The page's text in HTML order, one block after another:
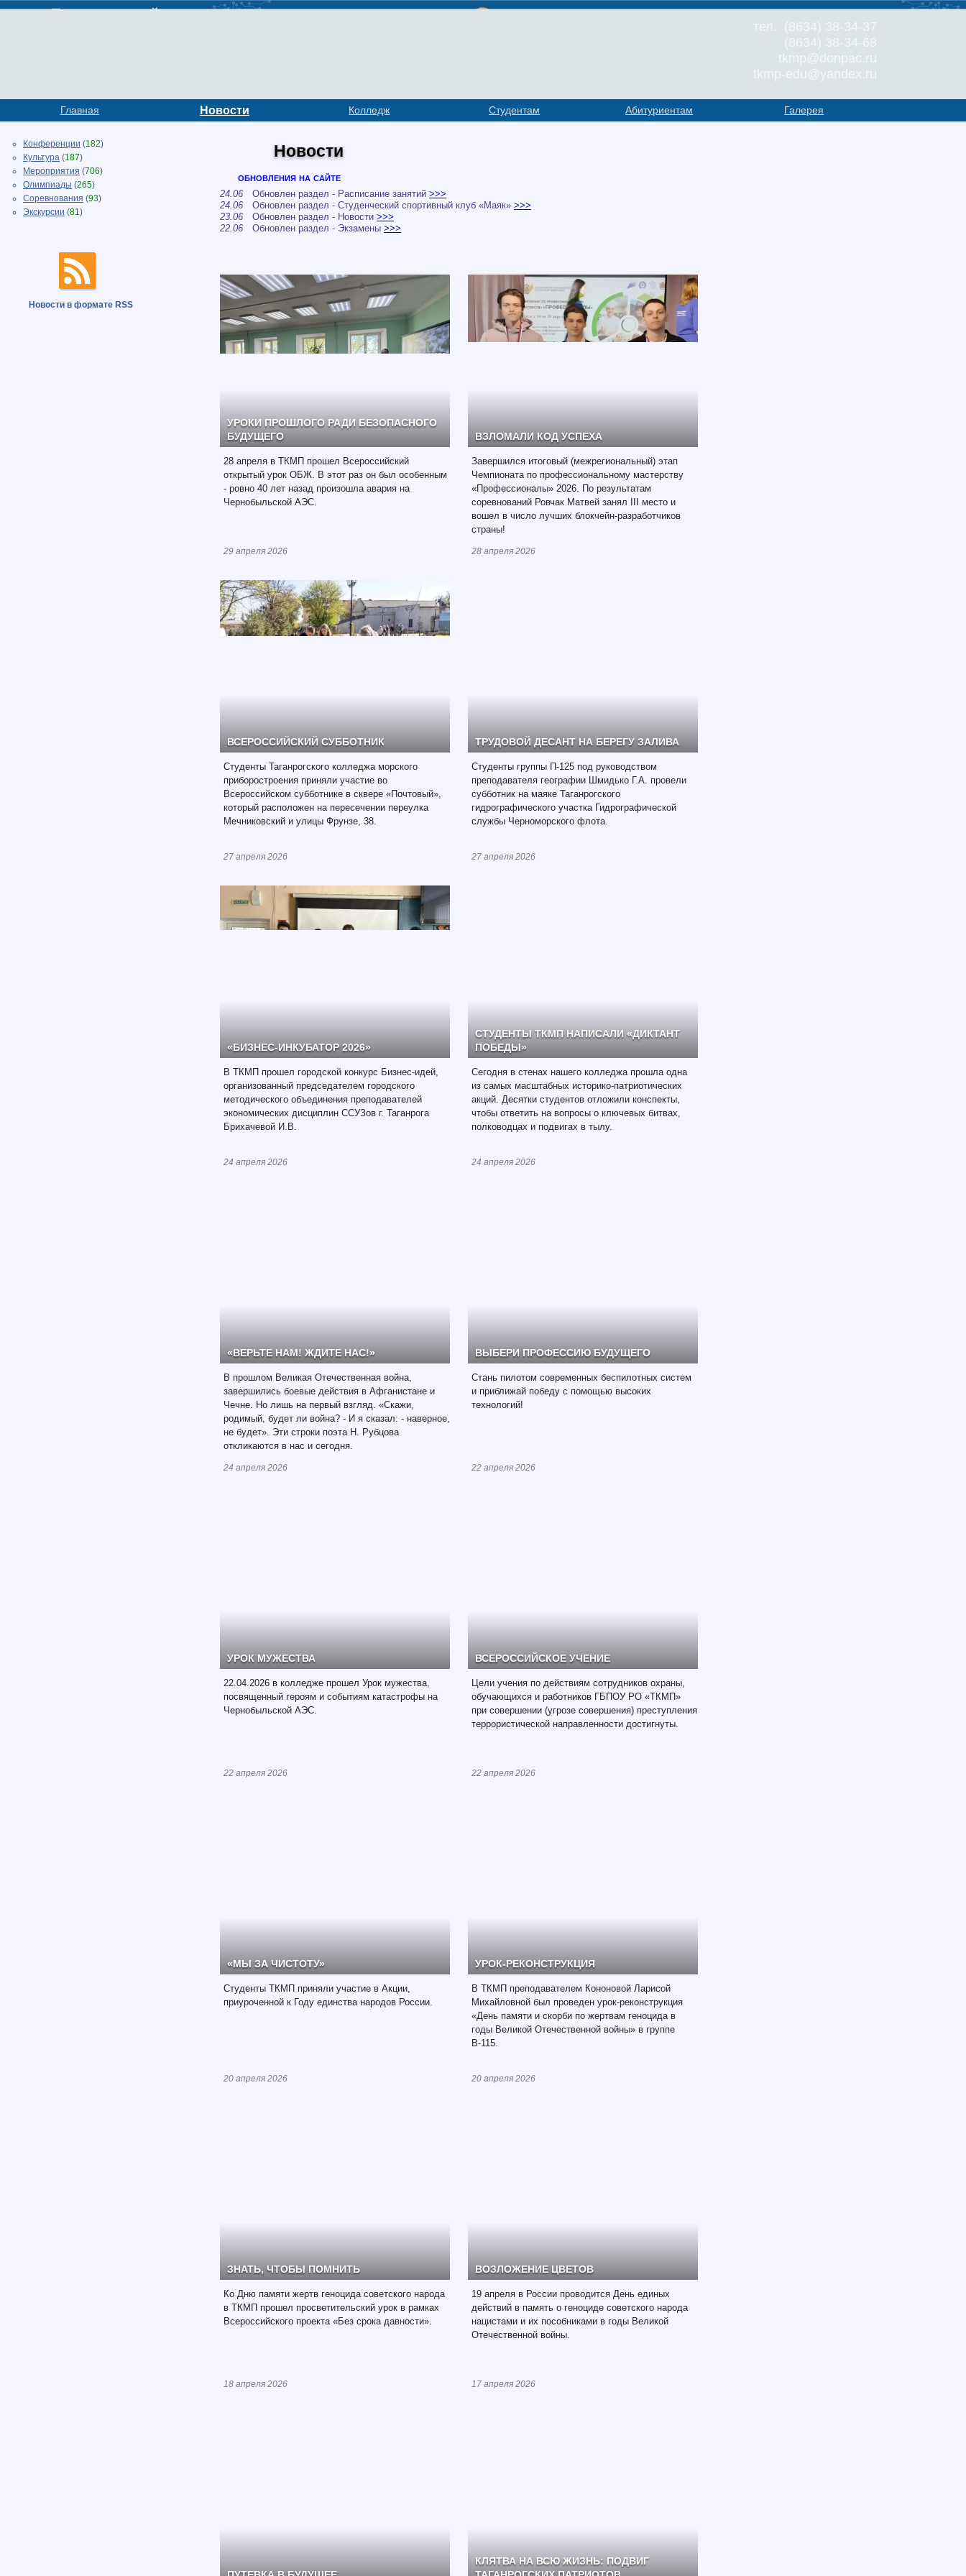
тел. (8634) 38-34-37
(8634) 38-34-68
tkmp@donpac.ru
tkmp-edu@yandex.ru
Главная Новости Колледж Студентам Абитуриентам Галерея
Конференции (182)
Культура (187)
Мероприятия (706)
Олимпиады (265)
Соревнования (93)
Экскурсии (81)
Новости в формате RSS
Новости
обновления на сайте
24.06 Обновлен раздел - Расписание занятий >>>
24.06 Обновлен раздел - Студенческий спортивный клуб «Маяк» >>>
23.06 Обновлен раздел - Новости >>>
22.06 Обновлен раздел - Экзамены >>>
УРОКИ ПРОШЛОГО РАДИ БЕЗОПАСНОГО
БУДУЩЕГО
28 апреля в ТКМП прошел Всероссийский
открытый урок ОБЖ. В этот раз он был особенным
- ровно 40 лет назад произошла авария на
Чернобыльской АЭС.
29 апреля 2026
ВЗЛОМАЛИ КОД УСПЕХА
Завершился итоговый (межрегиональный) этап
Чемпионата по профессиональному мастерству
«Профессионалы» 2026. По результатам
соревнований Ровчак Матвей занял III место и
вошел в число лучших блокчейн-разработчиков
страны!
28 апреля 2026
ВСЕРОССИЙСКИЙ СУББОТНИК
Студенты Таганрогского колледжа морского
приборостроения приняли участие во
Всероссийском субботнике в сквере «Почтовый»,
который расположен на пересечении переулка
Мечниковский и улицы Фрунзе, 38.
27 апреля 2026
ТРУДОВОЙ ДЕСАНТ НА БЕРЕГУ ЗАЛИВА
Студенты группы П-125 под руководством
преподавателя географии Шмидько Г.А. провели
субботник на маяке Таганрогского
гидрографического участка Гидрографической
службы Черноморского флота.
27 апреля 2026
«БИЗНЕС-ИНКУБАТОР 2026»
В ТКМП прошел городской конкурс Бизнес-идей,
организованный председателем городского
методического объединения преподавателей
экономических дисциплин ССУЗов г. Таганрога
Брихачевой И.В.
24 апреля 2026
СТУДЕНТЫ ТКМП НАПИСАЛИ «ДИКТАНТ
ПОБЕДЫ»
Сегодня в стенах нашего колледжа прошла одна
из самых масштабных историко-патриотических
акций. Десятки студентов отложили конспекты,
чтобы ответить на вопросы о ключевых битвах,
полководцах и подвигах в тылу.
24 апреля 2026
«ВЕРЬТЕ НАМ! ЖДИТЕ НАС!»
В прошлом Великая Отечественная война,
завершились боевые действия в Афганистане и
Чечне. Но лишь на первый взгляд. «Скажи,
родимый, будет ли война? - И я сказал: - наверное,
не будет». Эти строки поэта Н. Рубцова
откликаются в нас и сегодня.
24 апреля 2026
ВЫБЕРИ ПРОФЕССИЮ БУДУЩЕГО
Стань пилотом современных беспилотных систем
и приближай победу с помощью высоких
технологий!
22 апреля 2026
УРОК МУЖЕСТВА
22.04.2026 в колледже прошел Урок мужества,
посвященный героям и событиям катастрофы на
Чернобыльской АЭС.
22 апреля 2026
ВСЕРОССИЙСКОЕ УЧЕНИЕ
Цели учения по действиям сотрудников охраны,
обучающихся и работников ГБПОУ РО «ТКМП»
при совершении (угрозе совершения) преступления
террористической направленности достигнуты.
22 апреля 2026
«МЫ ЗА ЧИСТОТУ»
Студенты ТКМП приняли участие в Акции,
приуроченной к Году единства народов России.
20 апреля 2026
УРОК-РЕКОНСТРУКЦИЯ
В ТКМП преподавателем Кононовой Ларисой
Михайловной был проведен урок-реконструкция
«День памяти и скорби по жертвам геноцида в
годы Великой Отечественной войны» в группе
В-115.
20 апреля 2026
ЗНАТЬ, ЧТОБЫ ПОМНИТЬ
Ко Дню памяти жертв геноцида советского народа
в ТКМП прошел просветительский урок в рамках
Всероссийского проекта «Без срока давности».
18 апреля 2026
ВОЗЛОЖЕНИЕ ЦВЕТОВ
19 апреля в России проводится День единых
действий в память о геноциде советского народа
нацистами и их пособниками в годы Великой
Отечественной войны.
17 апреля 2026
КЛЯТВА НА ВСЮ ЖИЗНЬ: ПОДВИГ